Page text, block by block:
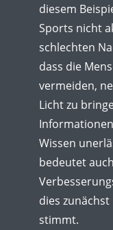
diesem
Sports nicht
schlechten
dass die
vermeiden,
Licht zu
Wissen
bedeutet
dies
stimmt.